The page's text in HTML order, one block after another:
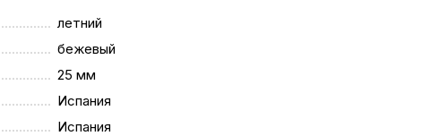
летний
бежевый
25 мм
Испания
Испания